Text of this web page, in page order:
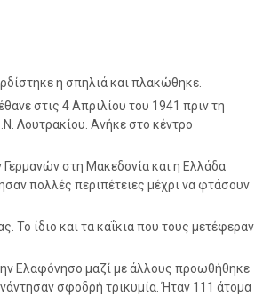
η σπηλιά και πλακώθηκε.
στις 4 Απριλίου του 1941 πριν τη
Λουτρακίου. Ανήκε στο κέντρο
στη Μακεδονία και η Ελλάδα
πολλές περιπέτειες μέχρι να φτάσουν
Το ίδιο και τα καΐκια που τους μετέφεραν
Ελαφόνησο μαζί με άλλους προωθήθηκε
σφοδρή τρικυμία. Ήταν 111 άτομα